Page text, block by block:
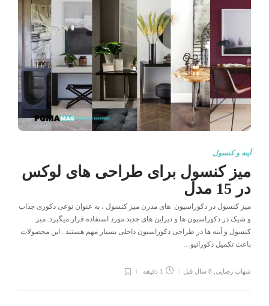
آینه و کنسول
میز کنسول برای طراحی های لوکس
در 15 مدل
میز کنسول در دکوراسیون های مدرن میز کنسول ، به عنوان نوعی دکوری جذاب
و شیک در دکوراسیون ها و دیزاین های جدید مورد استفاده قرار میگیرد. میز
کنسول و آینه ها در طراحی دکوراسیون داخلی بسیار مهم هستند . این محصولات
باعث تکمیل دکوراتیو…
شهاب رضایی 8 سال قبل 1 دقیقه